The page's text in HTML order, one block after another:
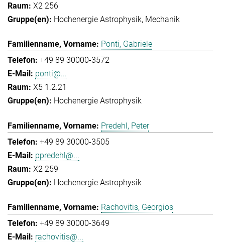
X2 256
Hochenergie Astrophysik Mechanik
Ponti, Gabriele
+49 89 30000-3572
ponti@...
X5 1.2.21
Hochenergie Astrophysik
Predehl, Peter
+49 89 30000-3505
ppredehl@...
X2 259
Hochenergie Astrophysik
Rachovitis, Georgios
+49 89 30000-3649
rachovitis@...